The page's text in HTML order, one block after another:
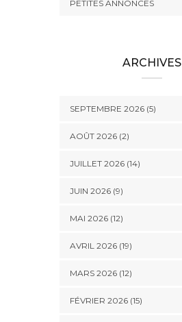
PETITES ANNONCES
ARCHIVES
SEPTEMBRE 2026 (5)
AOÛT 2026 (2)
JUILLET 2026 (14)
JUIN 2026 (9)
MAI 2026 (12)
AVRIL 2026 (19)
MARS 2026 (12)
FÉVRIER 2026 (15)